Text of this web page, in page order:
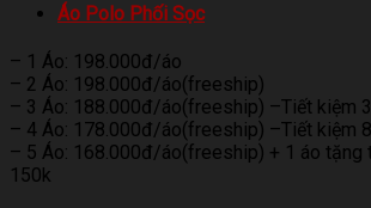
Áo Polo Phối Sọc
– 1 Áo: 198.000đ/áo
– 2 Áo: 198.000đ/áo(freeship)
– 3 Áo: 188.000đ/áo(freeship) –Tiết kiệm
– 4 Áo: 178.000đ/áo(freeship) –Tiết kiệm
– 5 Áo: 168.000đ/áo(freeship) + 1 áo tặng
150k